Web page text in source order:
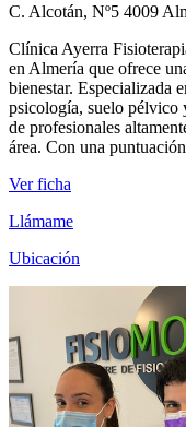
C. Alcotán, Nº5 4009
Clínica Ayerra
en Almería que ofrece
bienestar. Especializada
psicología, suelo pélvico
de profesionales
área. Con una
Ver ficha
Llámame
Ubicación